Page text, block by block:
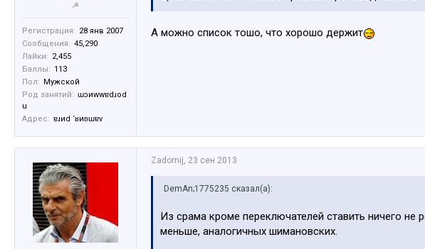
☭
Регистрация: 28 янв 2007
Сообщения: 45,290
Лайки: 2,455
Баллы: 113
Пол:
Мужской
Род занятий: ɯɔиwwɐdɹоd
u
Адрес: ɐɹиd ‘ʁиʚɯɐv
А можно список тошо, что хорошо держит
Zadornij, 23 сен 2013
DemAn;1775235 сказал(а):
Из срама кроме переключателей ставить ничего
меньше, аналогичных шимановских.